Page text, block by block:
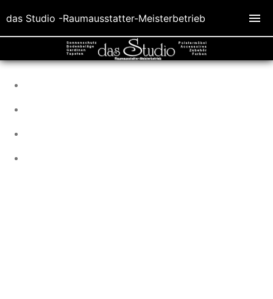
das Studio -Raumausstatter-Meisterbetrieb